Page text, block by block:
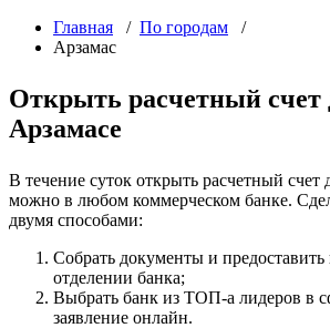
Главная / По городам /
Арзамас
Открыть расчетный
Арзамасе
В течение суток открыть расчетный
можно в любом коммерческом банке.
двумя способами:
Собрать документы и
отделении банка;
Выбрать банк из ТОП-а лидеров в
заявление онлайн.